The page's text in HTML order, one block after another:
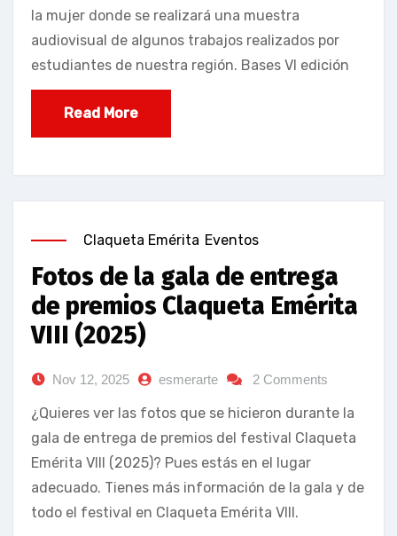
la mujer donde se realizará una muestra
audiovisual de algunos trabajos realizados por
estudiantes de nuestra región. Bases VI edición
Read More
Claqueta Emérita Eventos
Fotos de la gala de entrega
de premios Claqueta Emérita
VIII (2025)
Nov 12, 2025 esmerarte 2 Comments
¿Quieres ver las fotos que se hicieron durante la
gala de entrega de premios del festival Claqueta
Emérita VIII (2025)? Pues estás en el lugar
adecuado. Tienes más información de la gala y de
todo el festival en Claqueta Emérita VIII.